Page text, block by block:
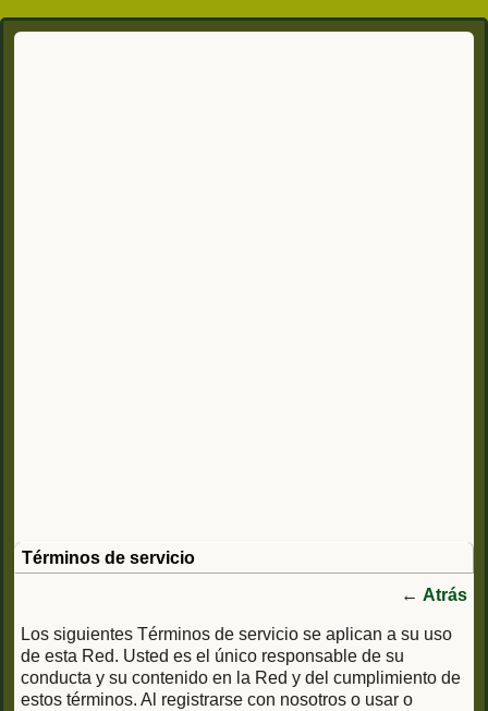
Términos de servicio
← Atrás
Los siguientes Términos de servicio se aplican a su uso
de esta Red. Usted es el único responsable de su
conducta y su contenido en la Red y del cumplimiento de
estos términos. Al registrarse con nosotros o usar o